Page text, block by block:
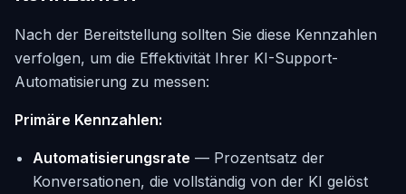
Nach der Bereitstellung sollten Sie diese Kennzahlen
verfolgen, um die Effektivität Ihrer KI-Support-
Automatisierung zu messen:
Primäre Kennzahlen:
Automatisierungsrate — Prozentsatz der
Konversationen, die vollständig von der KI gelöst